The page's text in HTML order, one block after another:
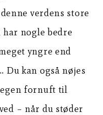
verdens store
nogle bedre
yngre end
kan også nøjes
fornuft til
– når du støder